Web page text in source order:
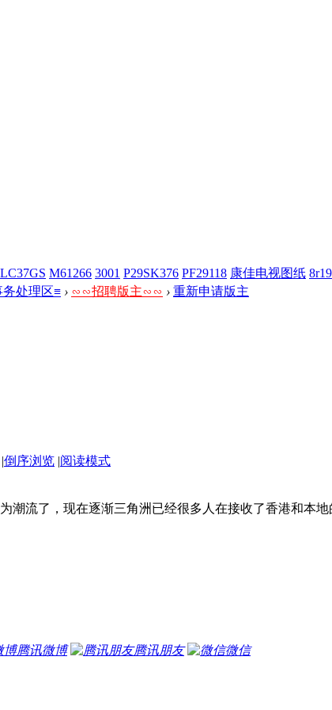
LC37GS M61266 3001 P29SK376 PF29118 康佳电视图纸 8r19
务处理区≡ › ∽∽招聘版主∽∽ › 重新申请版主
|倒序浏览 |阅读模式
潮流了，现在逐渐三角洲已经很多人在接收了香港和本
腾讯微博 腾讯朋友
微信